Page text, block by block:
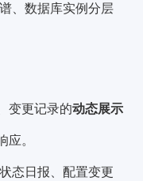
、数据库实例分层
变更记录的动态展示
应。
态日报、配置变更